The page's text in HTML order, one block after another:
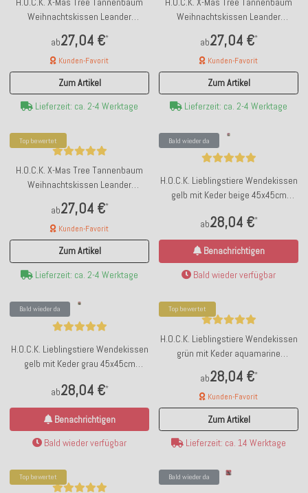
Weihnachtskissen Leander
schwarz / weiß
ab27,04 €*
Kunden-Favorit
Zum Artikel
Lieferzeit: ca. 2-4 Werktage
Weihnachtskissen Leander
taupe / schwarz
ab27,04 €*
Kunden-Favorit
Zum Artikel
Lieferzeit: ca. 2-4 Werktage
Top bewertet
H.O.C.K. X-Mas Tree Tannenbaum
Weihnachtskissen Leander
/ braun
ab27,04 €*
Kunden-Favorit
Zum Artikel
Lieferzeit: ca. 2-4 Werktage
Bald wieder da
H.O.C.K. Lieblingstiere Wendekissen
gelb mit Keder beige 45x45cm
ab28,04 €*
Benachrichtigen
Bald wieder verfügbar
Bald wieder da
H.O.C.K. Lieblingstiere Wendekissen
gelb mit Keder grau 45x45cm
ab28,04 €*
Benachrichtigen
Bald wieder verfügbar
Top bewertet
H.O.C.K. Lieblingstiere Wendekissen
grün mit Keder aquamarine
Flores
ab28,04 €*
Kunden-Favorit
Zum Artikel
Lieferzeit: ca. 14 Werktage
Top bewertet Bald wieder da